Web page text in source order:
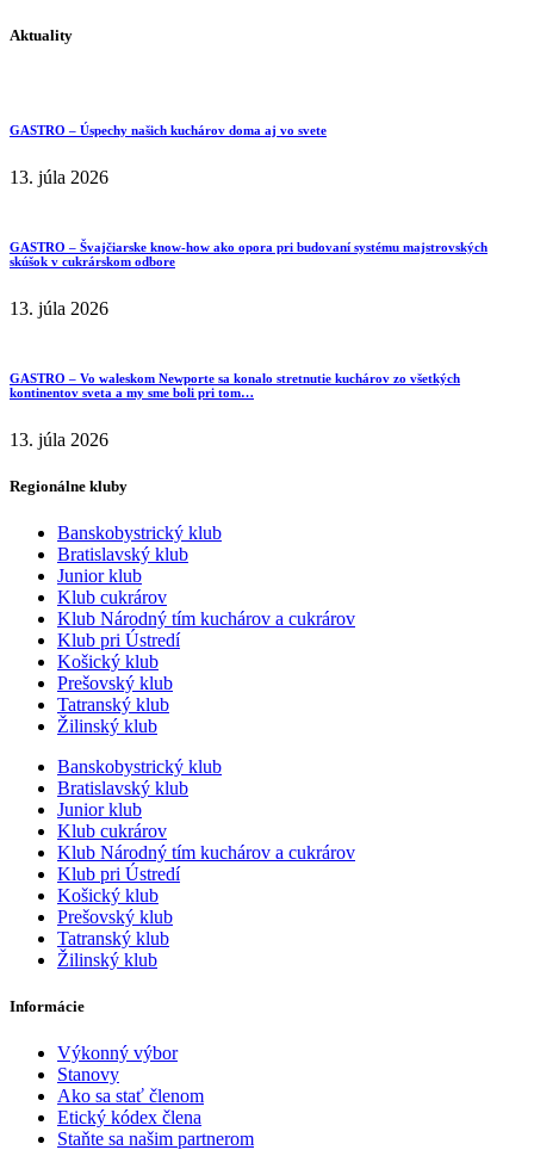
Aktuality
GASTRO – Úspechy našich kuchárov doma aj vo svete
13. júla 2026
GASTRO – Švajčiarske know-how ako opora pri budovaní systému majstrovských
skúšok v cukrárskom odbore
13. júla 2026
GASTRO – Vo waleskom Newporte sa konalo stretnutie kuchárov zo všetkých
kontinentov sveta a my sme boli pri tom…
13. júla 2026
Regionálne kluby
Banskobystrický klub
Bratislavský klub
Junior klub
Klub cukrárov
Klub Národný tím kuchárov a cukrárov
Klub pri Ústredí
Košický klub
Prešovský klub
Tatranský klub
Žilinský klub
Banskobystrický klub
Bratislavský klub
Junior klub
Klub cukrárov
Klub Národný tím kuchárov a cukrárov
Klub pri Ústredí
Košický klub
Prešovský klub
Tatranský klub
Žilinský klub
Informácie
Výkonný výbor
Stanovy
Ako sa stať členom
Etický kódex člena
Staňte sa našim partnerom